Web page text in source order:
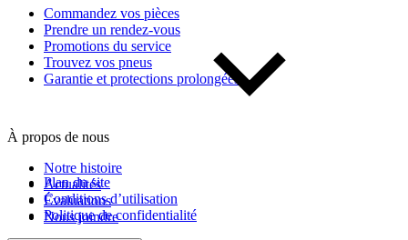
De 5 000 $ à 100 000 $
Paiement hebdo
Kilométrage
Commandez vos pièces
Prendre un rendez-vous
Promotions du service
Trouvez vos pneus
Garantie et protections prolongées
À propos de nous
Notre histoire
Actualités
Évaluations
Nous joindre
Plan du site
Conditions d’utilisation
Politique de confidentialité